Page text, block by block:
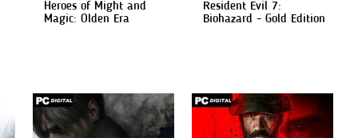
Heroes of Might and
Magic: Olden Era
Resident Evil 7:
Biohazard - Gold Edition